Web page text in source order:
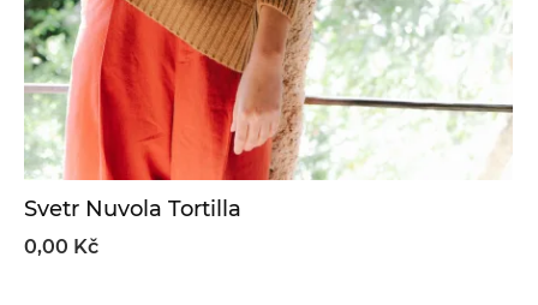
Svetr Nuvola Tortilla
0,00 Kč